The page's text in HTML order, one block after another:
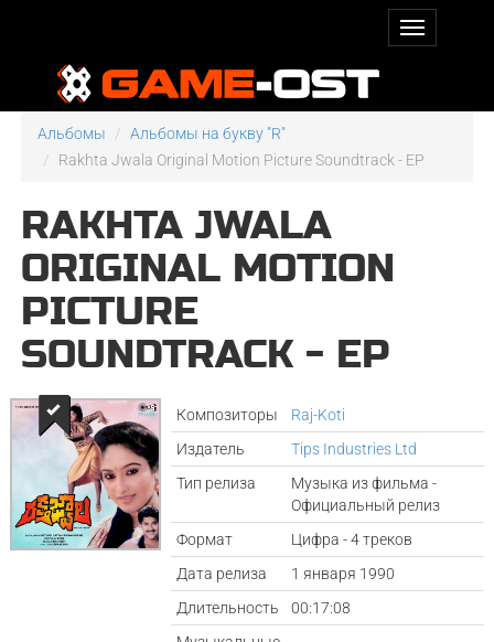
Альбомы
Альбомы на букву "R"
Rakhta Jwala Original Motion Picture Soundtrack - EP
RAKHTA JWALA
ORIGINAL MOTION
PICTURE
SOUNDTRACK - EP
Композиторы
Raj-Koti
Издатель
Tips Industries Ltd
Тип релиза
Музыка из фильма -
Официальный релиз
Формат
Цифра - 4 треков
Дата релиза
1 января 1990
Длительность
00:17:08